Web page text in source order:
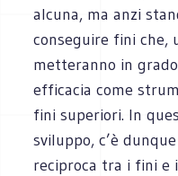
alcuna, ma anzi
conseguire fini che,
metteranno in
efficacia come
fini superiori. In
sviluppo, c’è
reciproca tra i fini e